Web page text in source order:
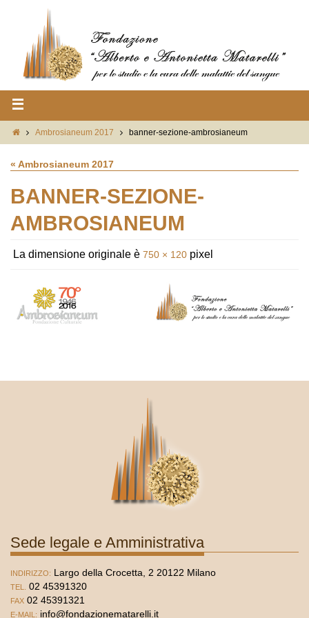
Ambrosianeum 2017 banner-sezione-ambrosianeum
« Ambrosianeum 2017
BANNER-SEZIONE-
AMBROSIANEUM
La dimensione originale è 750 × 120 pixel
Sede legale e Amministrativa
INDIRIZZO: Largo della Crocetta, 2 20122 Milano
TEL. 02 45391320
FAX 02 45391321
E-MAIL: info@fondazionematarelli.it